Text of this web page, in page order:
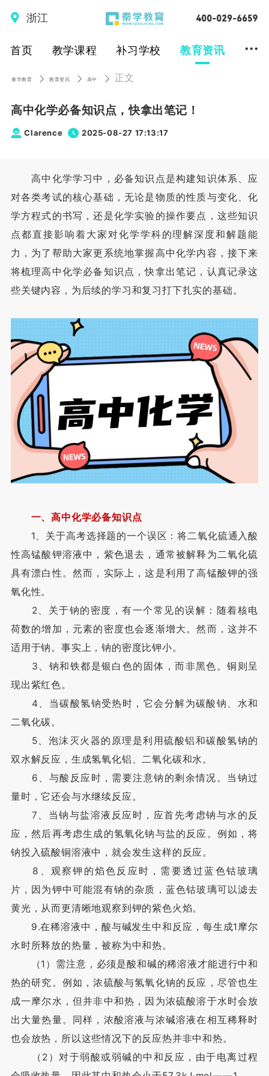
浙江
首页 教学课程 补习学校 教育资讯 ...
秦学教育 教育资讯 高中 正文
高中化学必备知识点，快拿出笔记！
Clarence 2025-08-27 17:13:17
高中化学学习中，必备知识点是构建知识体系、应
对各类考试的核心基础，无论是物质的性质与变化、化
学方程式的书写，还是化学实验的操作要点，这些知识
点都直接影响着大家对化学学科的理解深度和解题能
力，为了帮助大家更系统地掌握高中化学内容，接下来
将梳理高中化学必备知识点，快拿出笔记，认真记录这
些关键内容，为后续的学习和复习打下扎实的基础。
一、高中化学必备知识点
1、关于高考选择题的一个误区：将二氧化硫通入酸
性高锰酸钾溶液中，紫色退去，通常被解释为二氧化硫
具有漂白性。然而，实际上，这是利用了高锰酸钾的强
氧化性。
2、关于钠的密度，有一个常见的误解：随着核电
荷数的增加，元素的密度也会逐渐增大。然而，这并不
适用于钠。事实上，钠的密度比钾小。
3、钠和铁都是银白色的固体，而非黑色。铜则呈
现出紫红色。
4、当碳酸氢钠受热时，它会分解为碳酸钠、水和
二氧化碳。
5、泡沫灭火器的原理是利用硫酸铝和碳酸氢钠的
双水解反应，生成氢氧化铝、二氧化碳和水。
6、与酸反应时，需要注意钠的剩余情况。当钠过
量时，它还会与水继续反应。
7、当钠与盐溶液反应时，应首先考虑钠与水的反
应，然后再考虑生成的氢氧化钠与盐的反应。例如，将
钠投入硫酸铜溶液中，就会发生这样的反应。
8、观察钾的焰色反应时，需要透过蓝色钴玻璃
片，因为钾中可能混有钠的杂质，蓝色钴玻璃可以滤去
黄光，从而更清晰地观察到钾的紫色火焰。
9.在稀溶液中，酸与碱发生中和反应，每生成1摩尔
水时所释放的热量，被称为中和热。
（1）需注意，必须是酸和碱的稀溶液才能进行中和
热的研究。例如，浓硫酸与氢氧化钠的反应，尽管也生
成一摩尔水，但并非中和热，因为浓硫酸溶于水时会放
出大量热量。同样，浓酸溶液与浓碱溶液在相互稀释时
也会放热，所以这些情况下的反应热并非中和热。
（2）对于弱酸或弱碱的中和反应，由于电离过程